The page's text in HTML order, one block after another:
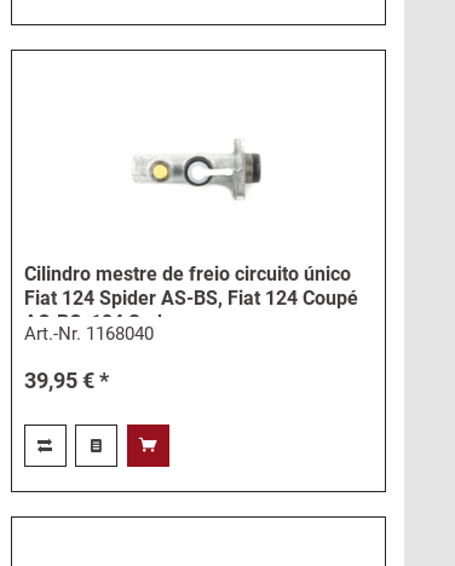
Cilindro mestre de freio circuito único
Fiat 124 Spider AS-BS, Fiat 124 Coupé
AC-BC, 124 Sedan,...
Art.-Nr. 1168040
39,95 € *